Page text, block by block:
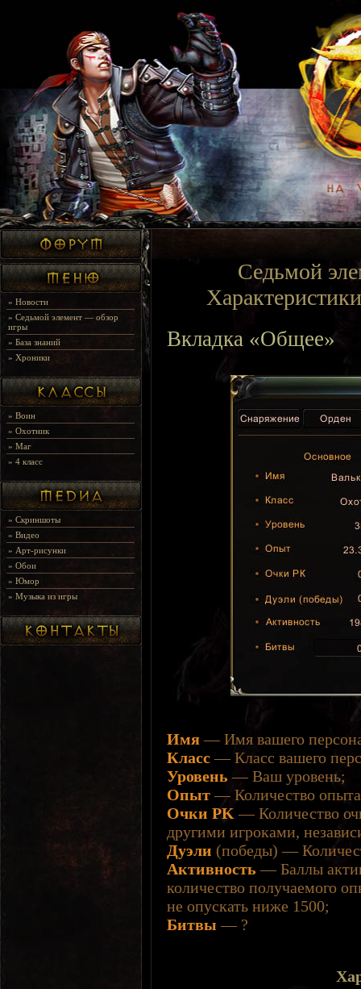
» Новости
» Седьмой элемент — обзор
игры
» База знаний
» Хроники
» Воин
» Охотник
» Маг
» 4 класс
» Скриншоты
» Видео
» Арт-рисунки
» Обои
» Юмор
» Музыка из игры
Седьмой
Вкладка «Общее»
Имя — Имя вашего
Класс — Класс вашего
Уровень — Ваш уровень;
Опыт — Количество
Очки PK — Количество
другими игроками,
Дуэли (победы) —
Активность — Баллы
количество получаемого
не опускать ниже 1500;
Битвы — ?